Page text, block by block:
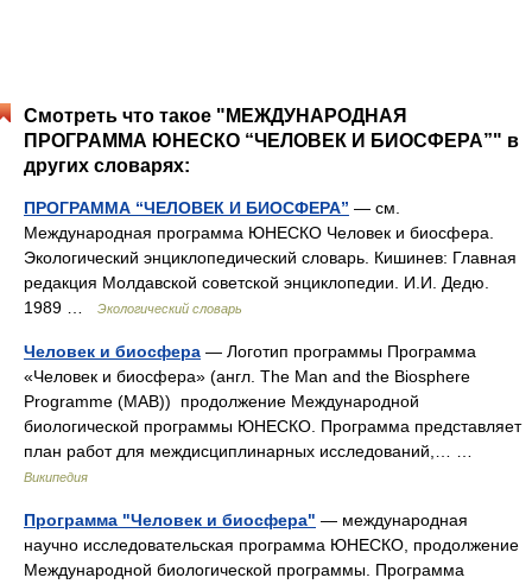
Смотреть что такое "МЕЖДУНАРОДНАЯ
ПРОГРАММА ЮНЕСКО “ЧЕЛОВЕК И БИОСФЕРА”" в
других словарях:
ПРОГРАММА “ЧЕЛОВЕК И БИОСФЕРА” — см.
Международная программа ЮНЕСКО Человек и биосфера.
Экологический энциклопедический словарь. Кишинев: Главная
редакция Молдавской советской энциклопедии. И.И. Дедю.
1989 …
Экологический словарь
Человек и биосфера — Логотип программы Программа
«Человек и биосфера» (англ. The Man and the Biosphere
Programme (MAB)) продолжение Международной
биологической программы ЮНЕСКО. Программа представляет
план работ для междисциплинарных исследований,… …
Википедия
Программа "Человек и биосфера" — международная
научно исследовательская программа ЮНЕСКО, продолжение
Международной биологической программы. Программа